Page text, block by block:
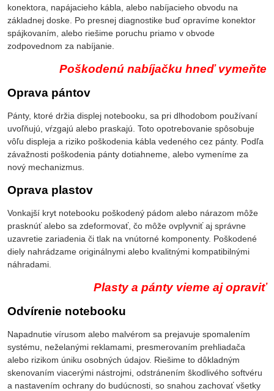
konektora, napájacieho kábla, alebo nabíjacieho obvodu na
základnej doske. Po presnej diagnostike buď opravíme konektor
spájkovaním, alebo riešime poruchu priamo v obvode
zodpovednom za nabíjanie.
Poškodenú nabíjačku hneď vymeňte
Oprava pántov
Pánty, ktoré držia displej notebooku, sa pri dlhodobom používaní
uvoľňujú, vŕzgajú alebo praskajú. Toto opotrebovanie spôsobuje
vôľu displeja a riziko poškodenia kábla vedeného cez pánty. Podľa
závažnosti poškodenia pánty dotiahneme, alebo vymeníme za
nový mechanizmus.
Oprava plastov
Vonkajší kryt notebooku poškodený pádom alebo nárazom môže
prasknúť alebo sa zdeformovať, čo môže ovplyvniť aj správne
uzavretie zariadenia či tlak na vnútorné komponenty. Poškodené
diely nahrádzame originálnymi alebo kvalitnými kompatibilnými
náhradami.
Plasty a pánty vieme aj opraviť
Odvírenie notebooku
Napadnutie vírusom alebo malvérom sa prejavuje spomalením
systému, neželanými reklamami, presmerovaním prehliadača
alebo rizikom úniku osobných údajov. Riešime to dôkladným
skenovaním viacerými nástrojmi, odstránením škodlivého softvéru
a nastavením ochrany do budúcnosti, so snahou zachovať všetky